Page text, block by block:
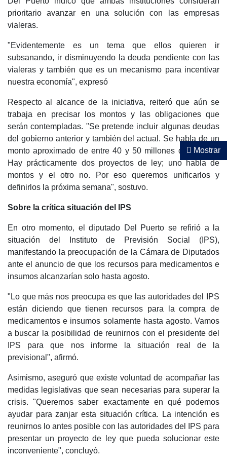
Mostrar
prioritario avanzar en una solución con las empresas
vialeras.
"Evidentemente es un tema que ellos quieren ir
subsanando, ir disminuyendo la deuda pendiente con las
vialeras y también que es un mecanismo para incentivar
nuestra economía", expresó
Respecto al alcance de la iniciativa, reiteró que aún se
trabaja en precisar los montos y las obligaciones que
serán contempladas. "Se pretende incluir algunas deudas
del gobierno anterior y también del actual. Se habla de un
monto aproximado de entre 40 y 50 millones de dólares.
Hay prácticamente dos proyectos de ley; uno habla de
montos y el otro no. Por eso queremos unificarlos y
definirlos la próxima semana", sostuvo.
Sobre la crítica situación del IPS
En otro momento, el diputado Del Puerto se refirió a la
situación del Instituto de Previsión Social (IPS),
manifestando la preocupación de la Cámara de Diputados
ante el anuncio de que los recursos para medicamentos e
insumos alcanzarían solo hasta agosto.
"Lo que más nos preocupa es que las autoridades del IPS
están diciendo que tienen recursos para la compra de
medicamentos e insumos solamente hasta agosto. Vamos
a buscar la posibilidad de reunirnos con el presidente del
IPS para que nos informe la situación real de la
previsional", afirmó.
Asimismo, aseguró que existe voluntad de acompañar las
medidas legislativas que sean necesarias para superar la
crisis. "Queremos saber exactamente en qué podemos
ayudar para zanjar esta situación crítica. La intención es
reunirnos lo antes posible con las autoridades del IPS para
presentar un proyecto de ley que pueda solucionar este
inconveniente", concluyó.